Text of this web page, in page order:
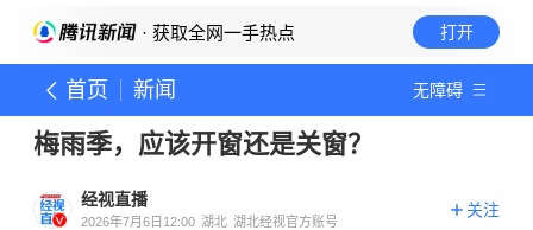
· 获取全网一手热点 打开
首页 新闻 无障碍
梅雨季，应该开窗还是关窗？
经视直播
2026年7月6日12:00 湖北 湖北经视官方账号
关注